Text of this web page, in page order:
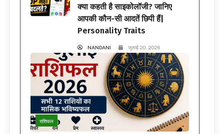
क्या कहती है साइकोलॉजी? जानिए
आपकी कौन-सी आदतें छिपी हैं|
Personality Traits
NANDANI जुलाई 20, 2026
राशिफल